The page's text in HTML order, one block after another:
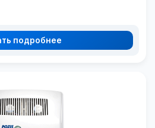
подробнее